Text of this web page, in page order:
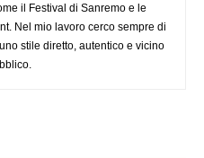
il Festival di Sanremo e le
Nel mio lavoro cerco sempre di
stile diretto, autentico e vicino